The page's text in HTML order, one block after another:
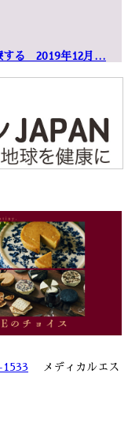
する 2019年12月…
メディカルエス